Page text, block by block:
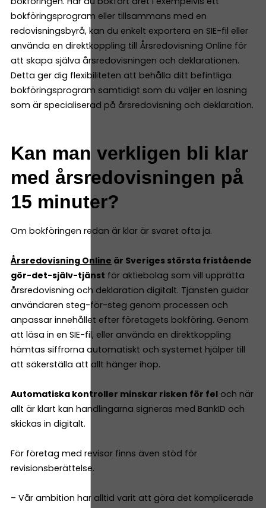
bokföringsprogram eller tillsammans med en
redovisningsbyrå, kan du enkelt exportera en SIE-fil eller
använda en direktkoppling till Årsredovisning Online för
att skapa själva årsredovisningen och deklarationen.
Detta ger dig flexibiliteten att behålla ditt befintliga
bokföringsprogram samtidigt som du väljer en lösning
som är specialiserad på årsredovisning och deklaration.
Kan man verkligen bli klar
med årsredovisningen på
15 minuter?
Om bokföringen redan är klar är svaret ofta ja.
Årsredovisning Online är Sveriges största fristående
gör-det-själv-tjänst för aktiebolag som vill upprätta
årsredovisning och deklaration digitalt. Tjänsten guidar
användaren steg-för-steg genom processen och
anpassar innehållet efter företagets bokföring. Genom
att läsa in en SIE-fil, eller använda en direktkoppling
hämtas siffrorna automatiskt och systemet hjälper till
att säkerställa att allt hänger ihop.
Automatiska kontroller minskar risken för fel och när
allt är klart kan handlingarna signeras med BankID och
skickas in digitalt.
För företag med revisor finns även stöd för
revisionsberättelse.
– Vår ambition har alltid varit att göra det komplicerade